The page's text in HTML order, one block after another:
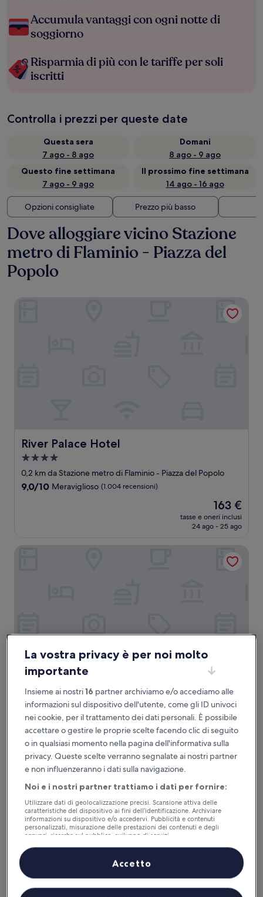
Accumula vantaggi con ogni notte di
soggiorno
Risparmia di più con le tariffe per soli
iscritti
Controlla i prezzi per queste date
Questa sera
7 ago - 8 ago
Domani
8 ago - 9 ago
Questo fine settimana
7 ago - 9 ago
Il prossimo fine settimana
14 ago - 16 ago
Opzioni consigliate Prezzo più basso
Dove alloggiare vicino Stazione
metro di Flaminio - Piazza del
Popolo
River Palace Hotel
River Palace Hotel
Struttura
a
4.0
0,2 km da Stazione metro di Flaminio - Piazza del Popolo
9.0
9,0/10 Meraviglioso (1.004 recensioni)
Il
prezzo
attuale
163 €
163 €
tasse e oneri inclusi
24 ago - 25 ago
Hotel Locarno
Hotel Locarno
Struttura
5.0
stelle
Campo Marzio, 0,2 km da Stazione metro di Flaminio - Piazza
del Popolo
9.8
su
Eccezionale,
(561
9,8/10 Eccezionale (561 recensioni)
Il
attuale
è
472 €
472 €
18 ago - 19 ago
Palazzo Nainer
La vostra privacy è per noi molto
importante
Insieme ai nostri16 partner archiviamo e/o accediamo alle
informazioni sul dispositivo dell'utente, come gli ID univoci
nei cookie, per il trattamento dei dati personali. È possibile
accettare o gestire le proprie scelte facendo clic di seguito
o in qualsiasi momento nella pagina dell'informativa sulla
privacy. Queste scelte verranno segnalate ai nostri partner
e non influenzeranno i dati sulla navigazione.
Noi e i nostri partner trattiamo i dati per fornire:
Utilizzare dati di geolocalizzazione precisi. Scansione attiva delle
caratteristiche del dispositivo ai fini dell’identificazione. Archiviare
informazioni su dispositivo e/o accedervi. Pubblicità e contenuti
personalizzati, misurazione delle prestazioni dei contenuti e degli
annunci, ricerche sul pubblico, sviluppo di servizi.
Elenco dei partner (fornitori)
Accetto